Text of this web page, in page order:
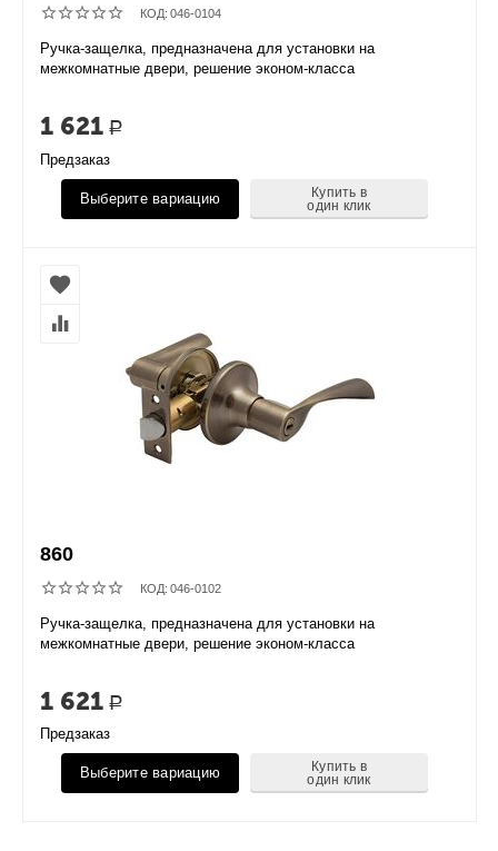
КОД: 046-0104
Ручка-защелка, предназначена для установки на
межкомнатные двери, решение эконом-класса
1 621 Р
Предзаказ
Выберите вариацию
Купить в
один клик
860
КОД: 046-0102
Ручка-защелка, предназначена для установки на
межкомнатные двери, решение эконом-класса
1 621 Р
Предзаказ
Выберите вариацию
Купить в
один клик